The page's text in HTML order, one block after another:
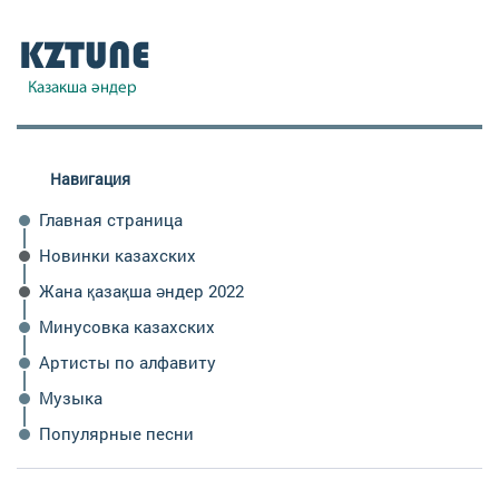
Навигация
Главная страница
Новинки казахских
Жана қазақша әндер 2022
Минусовка казахских
Артисты по алфавиту
Музыка
Популярные песни